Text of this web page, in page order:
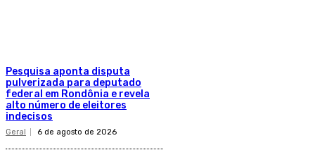
Pesquisa aponta disputa
pulverizada para deputado
federal em Rondônia e revela
alto número de eleitores
indecisos
Geral 6 de agosto de 2026